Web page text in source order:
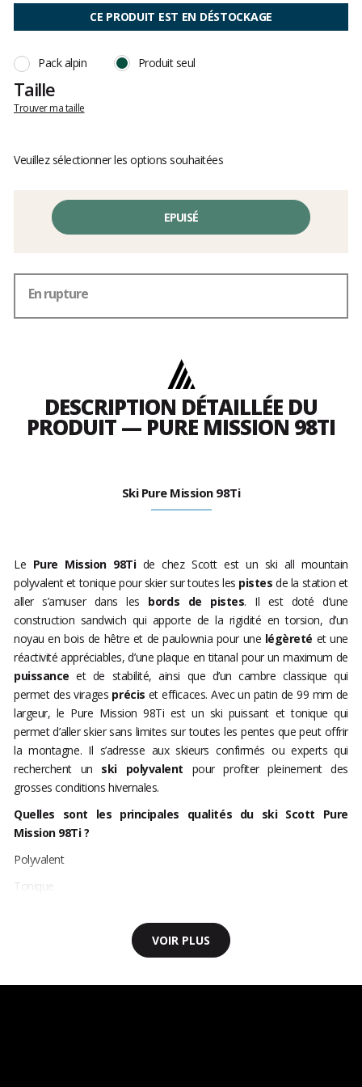
sur
CE PRODUIT EST EN DÉSTOCKAGE
Pack alpin Produit seul
Taille
Trouver ma taille
Veuillez sélectionner les options souhaitées
EPUISÉ
En rupture
DESCRIPTION DÉTAILLÉE DU
PRODUIT — PURE MISSION 98TI
Ski Pure Mission 98Ti
Le Pure Mission 98Ti de chez Scott est un ski all mountain
polyvalent et tonique pour skier sur toutes les pistesde la station et
aller s’amuser dans les bords de pistes. Il est doté d’une
construction sandwich qui apporte de la rigidité en torsion, d’un
noyau en bois de hêtre et de paulownia pour une légèreté et une
réactivité appréciables, d’une plaque en titanal pour un maximum de
puissanceet de stabilité, ainsi que d’un cambre classique qui
permet des virages précis et efficaces. Avec un patin de 99 mm de
largeur, le Pure Mission 98Ti est un ski puissant et tonique qui
permet d’aller skier sans limites sur toutes les pentes que peut offrir
la montagne. Il s’adresse aux skieurs confirmés ou experts qui
recherchent un ski polyvalent pour profiter pleinement des
grosses conditions hivernales.
Quelles sont les principales qualités du ski Scott Pure
Mission 98Ti ?
Polyvalent
Tonique
VOIR PLUS